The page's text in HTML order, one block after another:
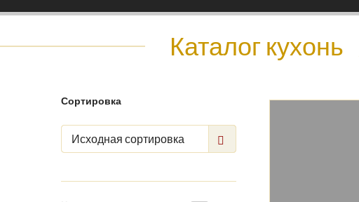
Каталог кухонь
Сортировка
Исходная сортировка